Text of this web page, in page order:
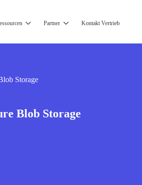
Partner Kontakt Vertrieb
Storage
Blob Storage